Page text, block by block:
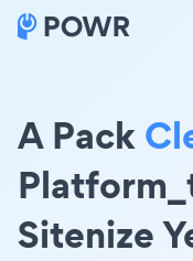
A Pack
Sitenize